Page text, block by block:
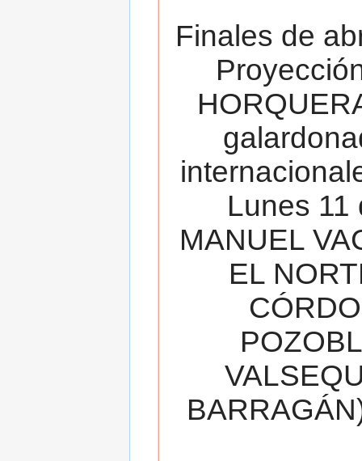
Finales de
Lunes 11
MANUEL
EL